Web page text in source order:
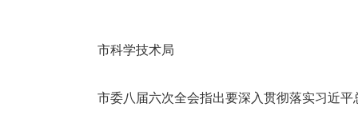
市科学技术局
市委八届六次全会指出要深入贯彻落实习近平